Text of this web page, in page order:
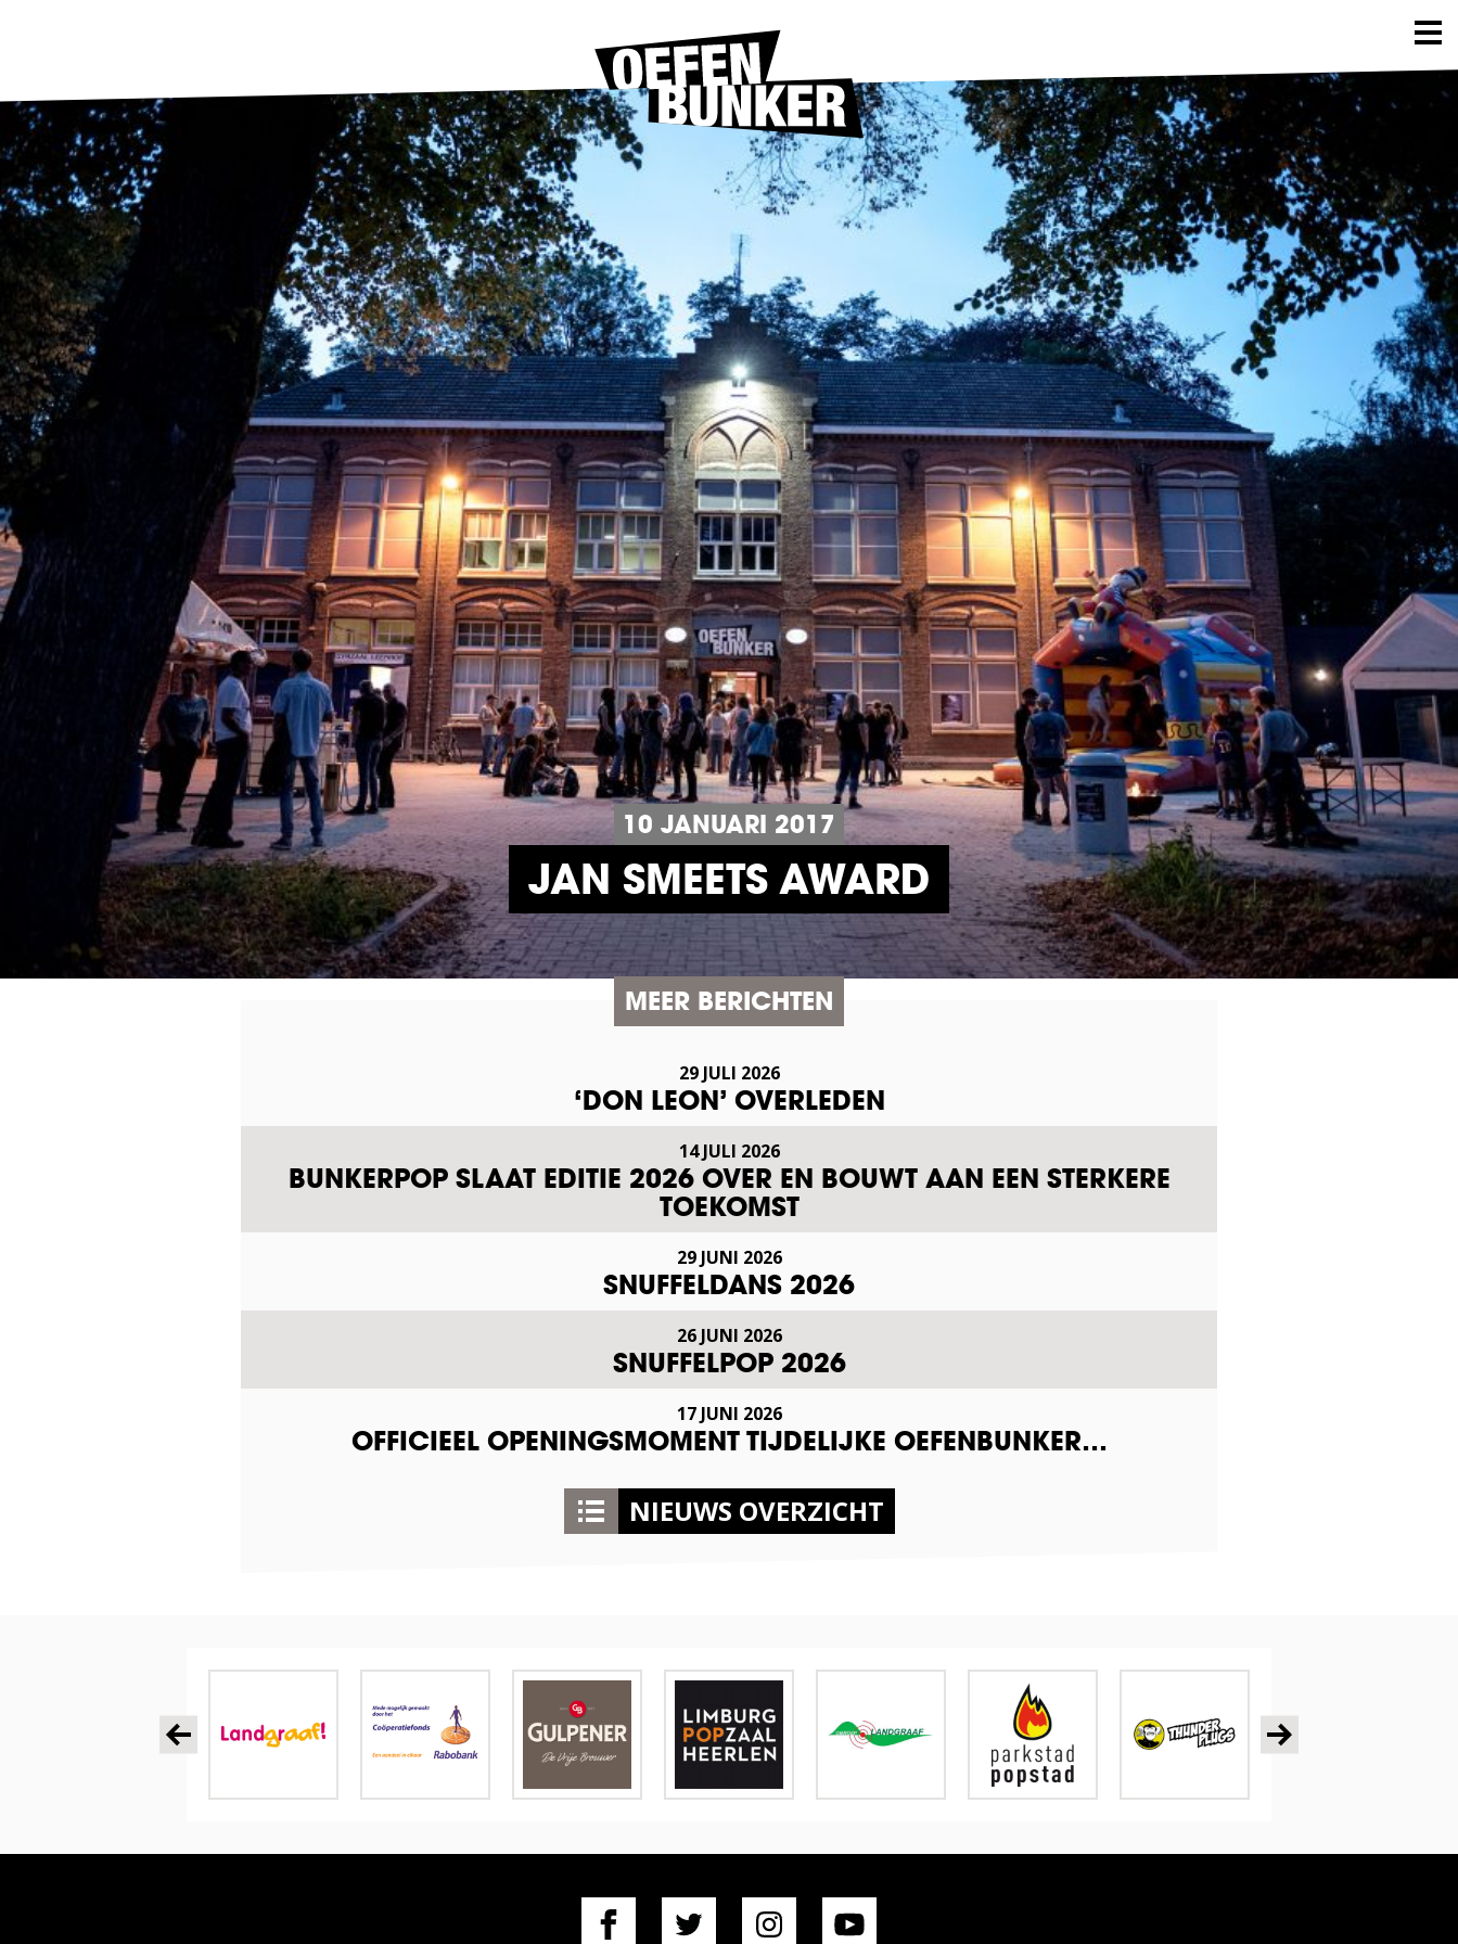
10 JANUARI 2017
JAN SMEETS AWARD
MEER BERICHTEN
29 JULI 2026
‘DON LEON’ OVERLEDEN
14 JULI 2026
BUNKERPOP SLAAT EDITIE 2026 OVER EN BOUWT AAN EEN STERKERE
TOEKOMST
29 JUNI 2026
SNUFFELDANS 2026
26 JUNI 2026
SNUFFELPOP 2026
17 JUNI 2026
OFFICIEEL OPENINGSMOMENT TIJDELIJKE OEFENBUNKER…
NIEUWS OVERZICHT